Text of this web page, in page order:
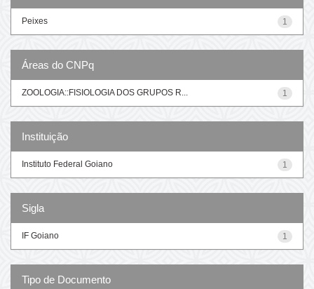
1
Peixes
Áreas do CNPq
1
ZOOLOGIA::FISIOLOGIA DOS GRUPOS R...
Instituição
1
Instituto Federal Goiano
Sigla
1
IF Goiano
Tipo de Documento